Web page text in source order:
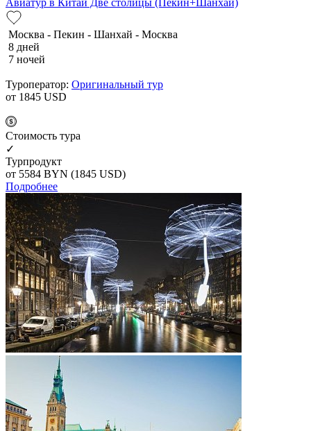
Москва - Пекин - Шанхай - Москва
8 дней
7 ночей
Туроператор: Оригинальный тур
от 1845 USD
Cтоимость тура
✓
Турпродукт
от 5584 BYN (1845 USD)
Подробнее